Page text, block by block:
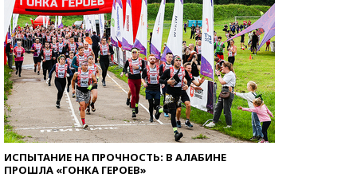
ИСПЫТАНИЕ НА ПРОЧНОСТЬ: В АЛАБИНЕ
ПРОШЛА «ГОНКА ГЕРОЕВ»